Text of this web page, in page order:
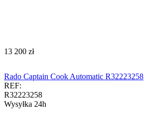
‍13 200‍ zł
Rado Captain Cook Automatic R32223258
REF:
R32223258
Wysyłka 24h